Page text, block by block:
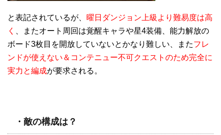
と表記されているが、 曜日ダンジョン上級より難易度は高
く
、またオート周回は覚醒キャラや星4装備、能力解放の
ボード3枚目を開放していないとかなり難しい、またフレ
ンドが使えない＆コンテニュー不可クエストのため完全に
実力と編成が要求される。
・敵の構成は？